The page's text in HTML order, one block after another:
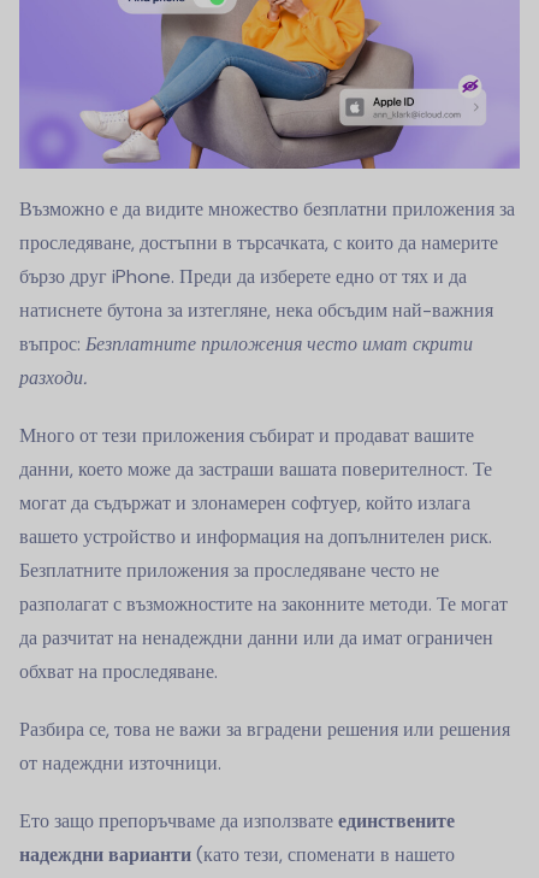
Възможно е да видите множество безплатни приложения за
проследяване, достъпни в търсачката, с които да намерите
бързо друг iPhone. Преди да изберете едно от тях и да
натиснете бутона за изтегляне, нека обсъдим най-важния
въпрос: Безплатните приложения често имат скрити
разходи.
Много от тези приложения събират и продават вашите
данни, което може да застраши вашата поверителност. Те
могат да съдържат и злонамерен софтуер, който излага
вашето устройство и информация на допълнителен риск.
Безплатните приложения за проследяване често не
разполагат с възможностите на законните методи. Те могат
да разчитат на ненадеждни данни или да имат ограничен
обхват на проследяване.
Разбира се, това не важи за вградени решения или решения
от надеждни източници.
Ето защо препоръчваме да използватеединствените
надеждни варианти(като тези, споменати в нашето